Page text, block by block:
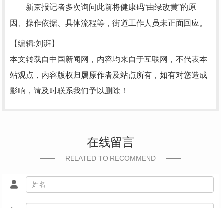
新京报记者多次询问此前将健康码“由绿改黄”的原
因、操作依据、具体流程等，街道工作人员未正面回应。
【编辑:刘湃】
本文转载自中国新闻网，内容均来自于互联网，不代表本
站观点，内容版权归属原作者及站点所有，如有对您造成
影响，请及时联系我们予以删除！
在线留言
RELATED TO RECOMMEND